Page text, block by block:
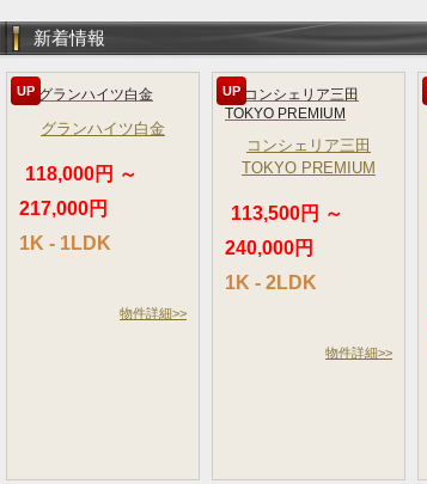
新着情報
UP
グランハイツ白金
118,000円 ～
217,000円
1K - 1LDK
物件詳細>>
UP
コンシェリア三田
TOKYO PREMIUM
113,500円 ～
240,000円
1K - 2LDK
物件詳細>>